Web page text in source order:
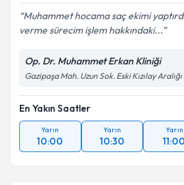
Kişisel verilerimin
Metni'ni okudum ve kişisel
Takvim Talebini
Muhammet hocama saç ekimi
verme sürecim işlem hakkındaki...
Op. Dr. Muhammet Erkan Kliniği
Gazipaşa Mah. Uzun Sok. Eski Kızılay
En Yakın Saatler
Yarın
10:00
Yarın
10:30
Yarın
11:00